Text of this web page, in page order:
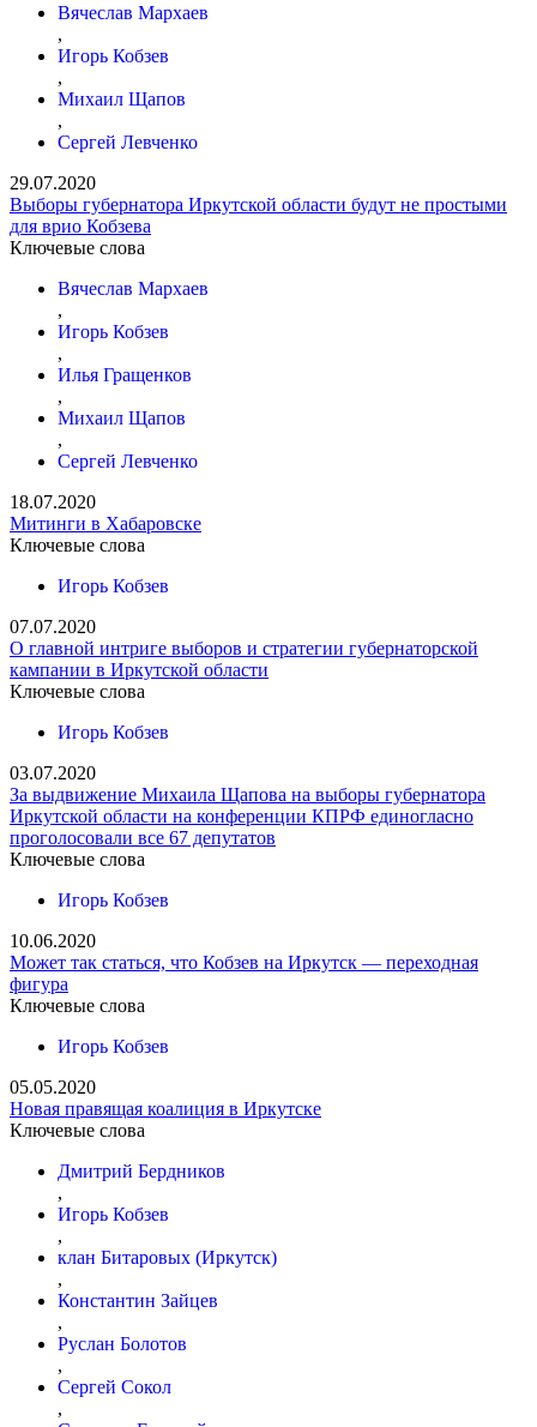
Вячеслав Мархаев
,
Игорь Кобзев
,
Михаил Щапов
,
Сергей Левченко
29.07.2020
Выборы губернатора Иркутской области будут не простыми
для врио Кобзева
Ключевые слова
Вячеслав Мархаев
,
Игорь Кобзев
,
Илья Гращенков
,
Михаил Щапов
,
Сергей Левченко
18.07.2020
Митинги в Хабаровске
Ключевые слова
Игорь Кобзев
07.07.2020
О главной интриге выборов и стратегии губернаторской
кампании в Иркутской области
Ключевые слова
Игорь Кобзев
03.07.2020
За выдвижение Михаила Щапова на выборы губернатора
Иркутской области на конференции КПРФ единогласно
проголосовали все 67 депутатов
Ключевые слова
Игорь Кобзев
10.06.2020
Может так статься, что Кобзев на Иркутск — переходная
фигура
Ключевые слова
Игорь Кобзев
05.05.2020
Новая правящая коалиция в Иркутске
Ключевые слова
Дмитрий Бердников
,
Игорь Кобзев
,
клан Битаровых (Иркутск)
,
Константин Зайцев
,
Руслан Болотов
,
Сергей Сокол
,